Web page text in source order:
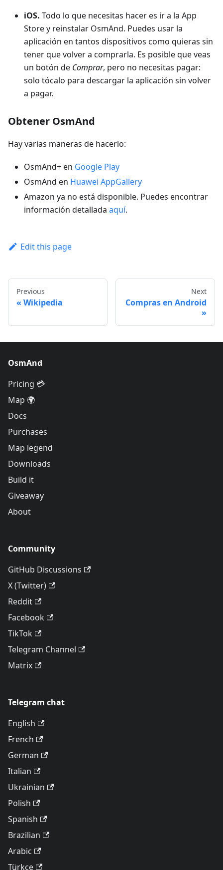
iOS. Todo lo que necesitas hacer es ir a la App
Store y reinstalar OsmAnd. Puedes usar la
aplicación en tantos dispositivos como quieras sin
tener que volver a comprarla. Es posible que veas
un botón de Comprar, pero no necesitas pagar:
solo tócalo para descargar la aplicación sin volver
a pagar.
Obtener OsmAnd
Hay varias maneras de hacerlo:
OsmAnd+ en Google Play
OsmAnd en Huawei AppGallery
Amazon ya no está disponible. Puedes encontrar
información detallada aquí.
Edit this page
Previous
Wikipedia
Next
Compras en Android
OsmAnd
Pricing 💳
Map 🌍
Docs
Purchases
Map legend
Downloads
Build it
Giveaway
About
Community
GitHub Discussions
X (Twitter)
Reddit
Facebook
TikTok
Telegram Channel
Matrix
Telegram chat
English
French
German
Italian
Ukrainian
Polish
Spanish
Brazilian
Arabic
Türkçe